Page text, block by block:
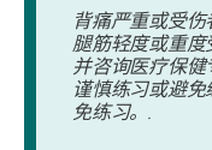
背痛严重或受
腿筋轻度或重度
并咨询医疗保
谨慎练习或避
免练习。.